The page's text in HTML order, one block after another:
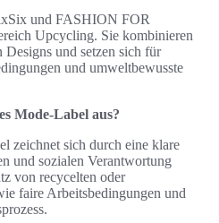
und FASHION FOR
Upcycling. Sie kombinieren
und setzen sich für
und umweltbewusste
Mode-Label aus?
zeichnet sich durch eine klare
und sozialen Verantwortung
von recycelten oder
faire Arbeitsbedingungen und